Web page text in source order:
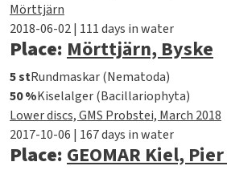
Mörttjärn
2018-06-02 | 111 days in water
Place:Mörttjärn, Byske
5 stRundmaskar (Nematoda)
50 %Kiselalger (Bacillariophyta)
Lower discs, GMS Probstei, March 2018
2017-10-06 | 167 days in water
Place:GEOMAR Kiel,